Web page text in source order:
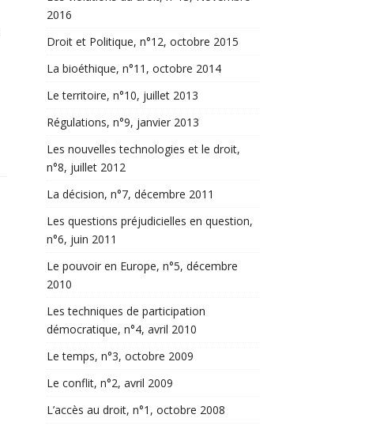
2016
Droit et Politique, n°12, octobre 2015
La bioéthique, n°11, octobre 2014
Le territoire, n°10, juillet 2013
Régulations, n°9, janvier 2013
Les nouvelles technologies et le droit,
n°8, juillet 2012
La décision, n°7, décembre 2011
Les questions préjudicielles en question,
n°6, juin 2011
Le pouvoir en Europe, n°5, décembre
2010
Les techniques de participation
démocratique, n°4, avril 2010
Le temps, n°3, octobre 2009
Le conflit, n°2, avril 2009
L’accès au droit, n°1, octobre 2008